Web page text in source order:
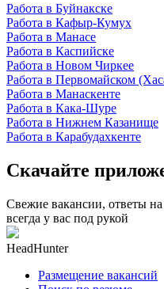
Работа в Буйнакске
Работа в Кафыр-Кумух
Работа в Манасе
Работа в Каспийске
Работа в Новом Чиркее
Работа в Первомайском
Работа в Манаскенте
Работа в Кака-Шуре
Работа в Нижнем Казанище
Работа в Карабудахкенте
Скачайте
Свежие вакансии, ответы
всегда у вас под рукой
HeadHunter
Размещение вакансий